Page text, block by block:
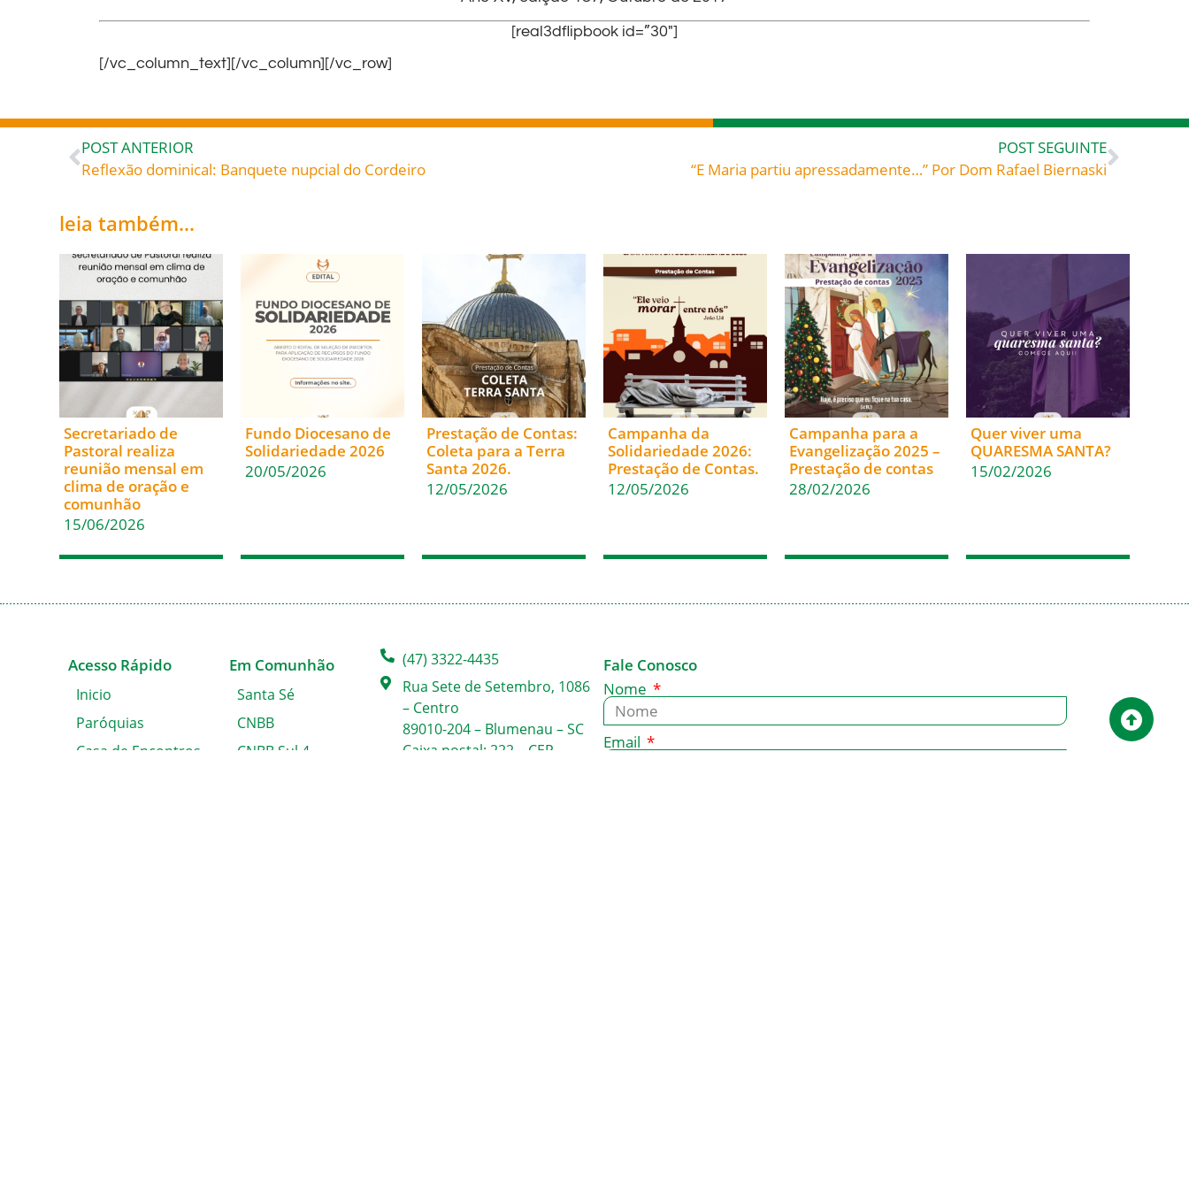
[real3dflipbook id=”30″]
[/vc_column_text][/vc_column][/vc_row]
POST ANTERIOR
Reflexão dominical: Banquete nupcial do Cordeiro
POST SEGUINTE
“E Maria partiu apressadamente…” Por Dom Rafael Biernaski
leia também...
Secretariado de
Pastoral realiza
reunião mensal em
clima de oração e
comunhão
15/06/2026
Fundo Diocesano de
Solidariedade 2026
20/05/2026
Prestação de Contas:
Coleta para a Terra
Santa 2026.
12/05/2026
Campanha da
Solidariedade 2026:
Prestação de Contas.
12/05/2026
Campanha para a
Evangelização 2025 –
Prestação de contas
28/02/2026
Quer viver uma
QUARESMA SANTA?
15/02/2026
Acesso Rápido
Inicio
Paróquias
Casa de Encontros
Em Comunhão
Santa Sé
CNBB
CNBB Sul 4
(47) 3322-4435
Rua Sete de Setembro, 1086
– Centro
89010-204 – Blumenau – SC
Caixa postal: 222 – CEP
Fale Conosco
Nome
Email